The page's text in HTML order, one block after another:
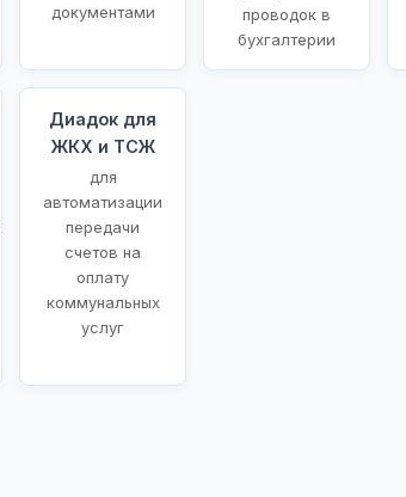
документами
проводок в
бухгалтерии
Диадок для
ЖКХ и ТСЖ
для
автоматизации
передачи
счетов на
оплату
коммунальных
услуг